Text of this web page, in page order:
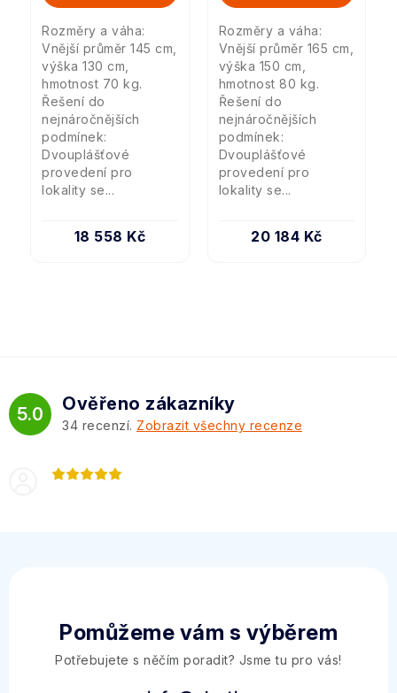
18 558 Kč
Rozměry a váha:
Vnější průměr 145 cm,
výška 130 cm,
hmotnost 70 kg.
Řešení do
nejnáročnějších
podmínek:
Dvouplášťové
provedení pro
lokality se...
20 184 Kč
Rozměry a váha:
Vnější průměr 165 cm,
výška 150 cm,
hmotnost 80 kg.
Řešení do
nejnáročnějších
podmínek:
Dvouplášťové
provedení pro
lokality se...
5.0 Ověřeno zákazníky
34 recenzí. Zobrazit všechny recenze
Pomůžeme vám s výběrem
Potřebujete s něčím poradit? Jsme tu pro vás!